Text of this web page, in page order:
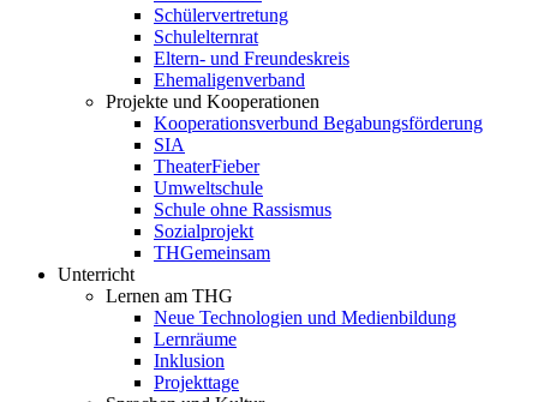
Schülervertretung
Schulelternrat
Eltern- und Freundeskreis
Ehemaligenverband
Projekte und Kooperationen
Kooperationsverbund Begabungsförderung
SIA
TheaterFieber
Umweltschule
Schule ohne Rassismus
Sozialprojekt
THGemeinsam
Unterricht
Lernen am THG
Neue Technologien und Medienbildung
Lernräume
Inklusion
Projekttage